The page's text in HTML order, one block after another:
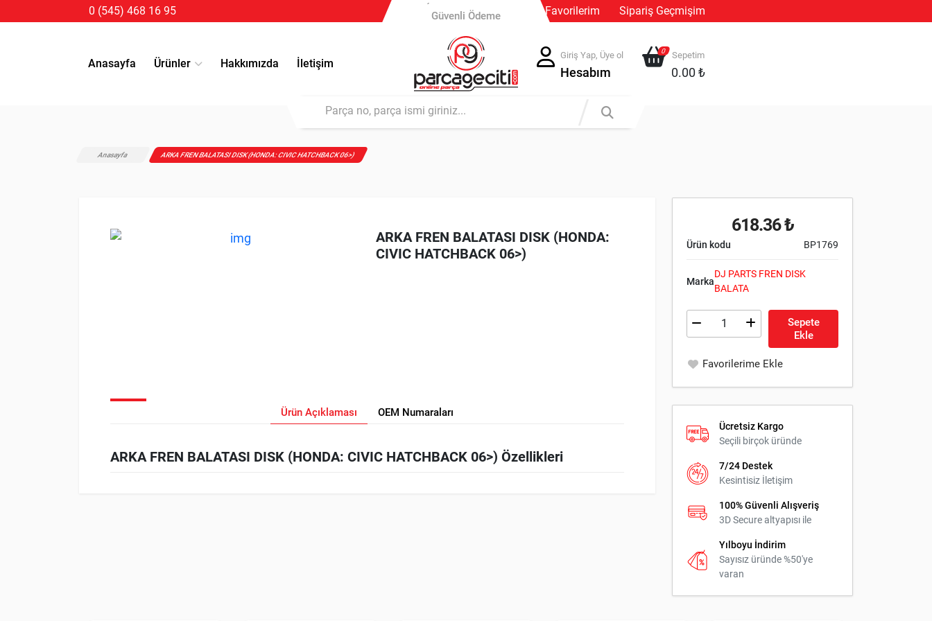
0 (545) 468 16 95
Güvenli Ödeme
Ücretsiz İade
Favorilerim Sipariş Geçmişim
Anasayfa Ürünler Hakkımızda İletişim
Giriş Yap, Üye ol
Hesabım
0 Sepetim
0.00 ₺
Anasayfa ARKA FREN BALATASI DISK (HONDA: CIVIC HATCHBACK 06>)
ARKA FREN BALATASI DISK (HONDA:
CIVIC HATCHBACK 06>)
Ürün Açıklaması OEM Numaraları
ARKA FREN BALATASI DISK (HONDA: CIVIC HATCHBACK 06>) Özellikleri
618.36 ₺
Ürün kodu BP1769
Marka
DJ PARTS FREN DISK
BALATA
Sepete
Ekle
Favorilerime Ekle
Ücretsiz Kargo
Seçili birçok üründe
7/24 Destek
Kesintisiz İletişim
100% Güvenli Alışveriş
3D Secure altyapısı ile
Yılboyu İndirim
Sayısız üründe %50'ye
varan